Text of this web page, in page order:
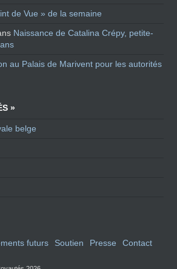
de Vue » de la semaine
Naissance de Catalina Crépy, petite-
au Palais de Marivent pour les autorités
»
belge
futurs Soutien Presse
Contact